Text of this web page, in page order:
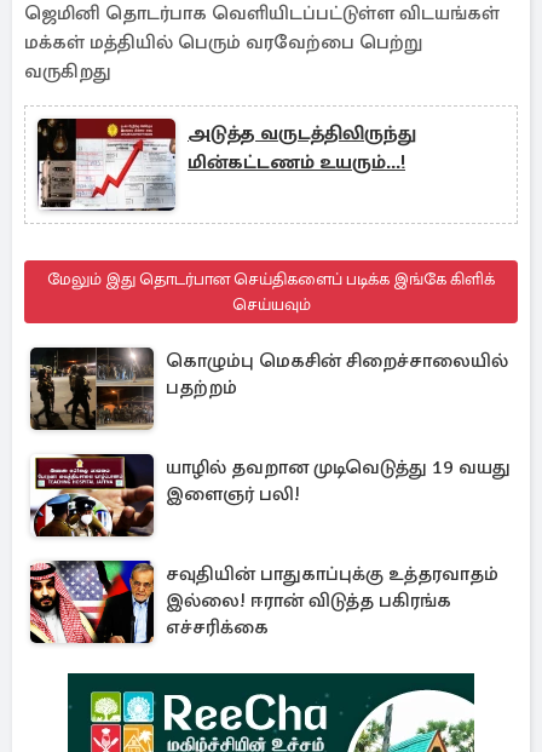
ஜெமினி தொடர்பாக வெளியிடப்பட்டுள்ள விடயங்கள்
மக்கள் மத்தியில் பெரும் வரவேற்பை பெற்று
வருகிறது
அடுத்த வருடத்திலிருந்து
மின்கட்டணம் உயரும்...!
மேலும் இது தொடர்பான செய்திகளைப் படிக்க இங்கே கிளிக்
செய்யவும்
கொழும்பு மெகசின் சிறைச்சாலையில்
பதற்றம்
யாழில் தவறான முடிவெடுத்து 19 வயது
இளைஞர் பலி!
சவுதியின் பாதுகாப்புக்கு உத்தரவாதம்
இல்லை! ஈரான் விடுத்த பகிரங்க
எச்சரிக்கை